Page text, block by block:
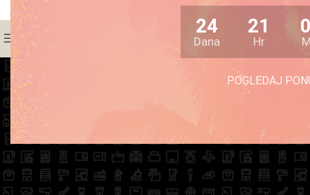
24
Dana
21
Hr
POGLEDAJ
VRSTA PROIZVODA
KATEGORIJE